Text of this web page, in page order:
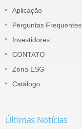
Aplicação
Perguntas Frequentes
Investidores
CONTATO
Zona ESG
Catálogo
Últimas Notícias